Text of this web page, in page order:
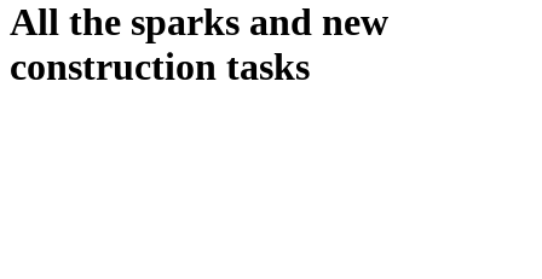
All the sparks and new
construction tasks
Doświadczenie